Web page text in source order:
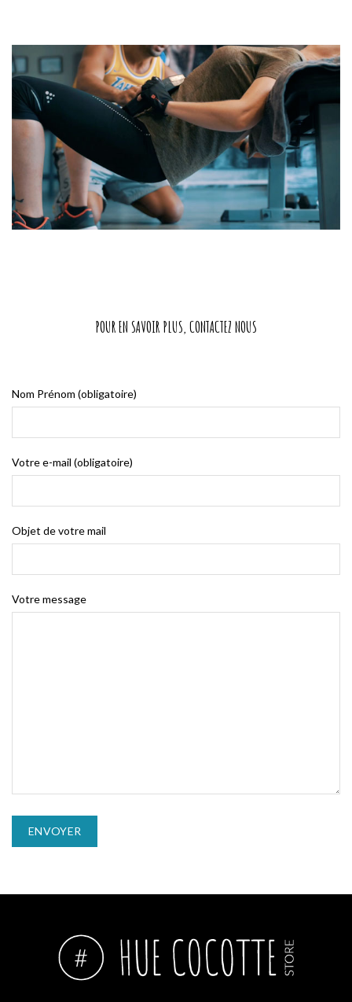
POUR EN SAVOIR PLUS, CONTACTEZ NOUS
Nom Prénom (obligatoire)
Votre e-mail (obligatoire)
Objet de votre mail
Votre message